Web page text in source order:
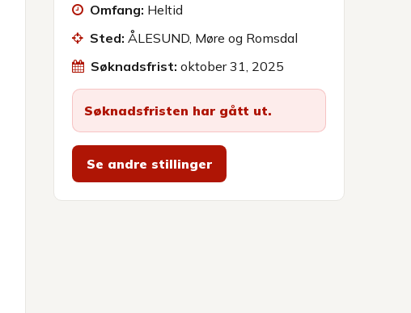
Omfang: Heltid
Sted: ÅLESUND, Møre og Romsdal
Søknadsfrist: oktober 31, 2025
Søknadsfristen har gått ut.
Se andre stillinger